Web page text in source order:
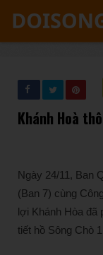
Khánh Hoà
Ngày 24/11, Ban
(Ban 7) cùng
lợi Khánh Hòa đã
tiết hồ Sông Chò